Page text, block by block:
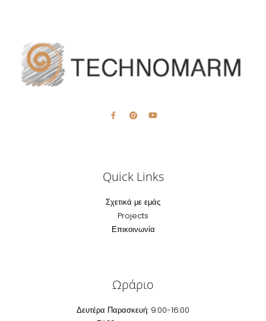
Quick Links
Σχετικά με εμάς
Projects
Επικοινωνία
Ωράριο
Δευτέρα Παρασκευή: 9:00-16:00